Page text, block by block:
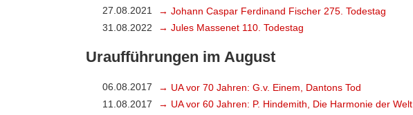
27.08.2021
→ Johann Caspar Ferdinand Fischer 275. Todestag
31.08.2022
→ Jules Massenet 110. Todestag
Uraufführungen im August
06.08.2017
→ UA vor 70 Jahren: G.v. Einem, Dantons Tod
11.08.2017
→ UA vor 60 Jahren: P. Hindemith, Die Harmonie der Welt